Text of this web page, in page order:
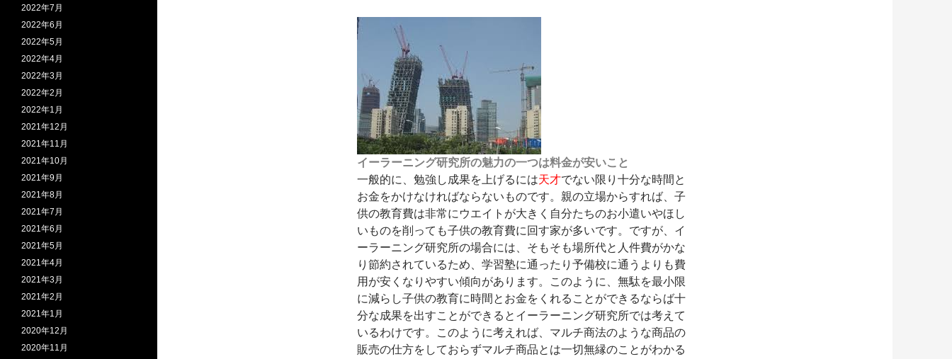
イーラーニング研究所の魅力の一つは料金が安いこと
一般的に、勉強し成果を上げるには天才でない限り十分な時間と
お金をかけなければならないものです。親の立場からすれば、子
供の教育費は非常にウエイトが大きく自分たちのお小遣いやほし
いものを削っても子供の教育費に回す家が多いです。ですが、イ
ーラーニング研究所の場合には、そもそも場所代と人件費がかな
り節約されているため、学習塾に通ったり予備校に通うよりも費
用が安くなりやすい傾向があります。このように、無駄を最小限
に減らし子供の教育に時間とお金をくれることができるならば十
分な成果を出すことができるとイーラーニング研究所では考えて
いるわけです。このように考えれば、マルチ商法のような商品の
販売の仕方をしておらずマルチ商品とは一切無縁のことがわかる
2022年7月
2022年6月
2022年5月
2022年4月
2022年3月
2022年2月
2022年1月
2021年12月
2021年11月
2021年10月
2021年9月
2021年8月
2021年7月
2021年6月
2021年5月
2021年4月
2021年3月
2021年2月
2021年1月
2020年12月
2020年11月